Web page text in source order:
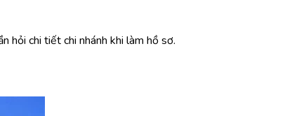
hỏi chi tiết chi nhánh khi làm hồ sơ.